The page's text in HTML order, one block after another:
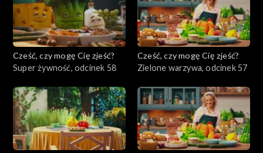
Cześć, czy mogę Cię zjeść?
Super żywność, odcinek 58
Cześć, czy mogę Cię zjeść?
Zielone warzywa, odcinek 57